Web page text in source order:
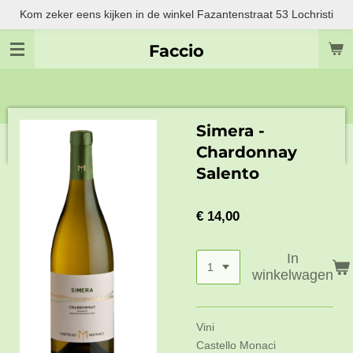
Ga
naar
Faccio
Kom zeker eens kijken in de winkel Fazantenstraat 53 Lochristi
Simera -
Chardonnay
Salento
€ 14,00
In
winkelwagen
Vini
Castello Monaci